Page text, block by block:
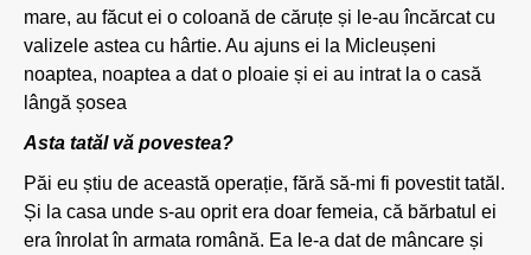
mare, au făcut ei o coloană de căruțe și le-au încărcat cu
valizele astea cu hârtie. Au ajuns ei la Micleușeni
noaptea, noaptea a dat o ploaie și ei au intrat la o casă
lângă șosea
Asta tatăl vă povestea?
Păi eu știu de această operație, fără să-mi fi povestit tatăl.
Și la casa unde s-au oprit era doar femeia, că bărbatul ei
era înrolat în armata română. Ea le-a dat de mâncare și